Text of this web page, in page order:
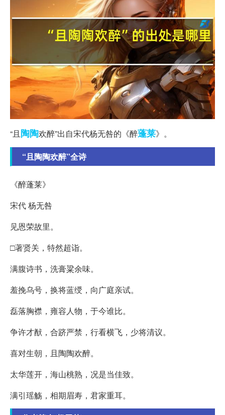
“且陶陶欢醉”出自宋代杨无咎的《醉蓬莱》。
“且陶陶欢醉”全诗
《醉蓬莱》
宋代 杨无咎
见恩荣故里。
□著贤关，特然超诣。
满腹诗书，洗膏粱余味。
羞挽乌号，换将蓝绶，向广庭亲试。
磊落胸襟，雍容人物，于今谁比。
争许才猷，合跻严禁，行看横飞，少将清议。
喜对生朝，且陶陶欢醉。
太华莲开，海山桃熟，况是当佳致。
满引瑶觞，相期眉寿，君家重耳。